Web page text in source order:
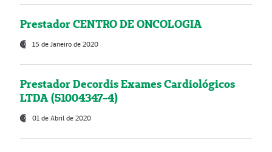
Prestador CENTRO DE ONCOLOGIA
15 de Janeiro de 2020
Prestador Decordis Exames Cardiológicos
LTDA (51004347-4)
01 de Abril de 2020